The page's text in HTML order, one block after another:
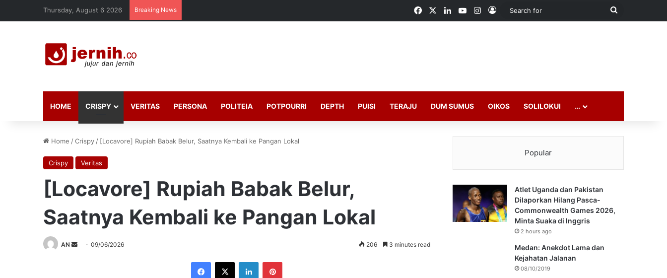
Thursday, August 6 2026 Breaking News FacebookLinkedInYouTubeInstagram
Log In
Search
HOME CRISPY VERITAS PERSONA POLITEIA POTPOURRI DEPTH PUISI TERAJU DUM SUMUS OIKOS SOLILOKUI …
Home /Crispy / [Locavore] Rupiah Babak Belur, Saatnya Kembali ke Pangan Lokal
Crispy Veritas
[Locavore] Rupiah Babak Belur,
Saatnya Kembali ke Pangan Lokal
AN
Send09/06/2026 206 3 minutes read
Facebook
X LinkedInPinterest
Popular
Atlet Uganda dan Pakistan
Dilaporkan Hilang Pasca-
Commonwealth Games 2026,
Minta Suaka di Inggris
2 hours ago
Medan: Anekdot Lama dan
Kejahatan Jalanan
08/10/2019